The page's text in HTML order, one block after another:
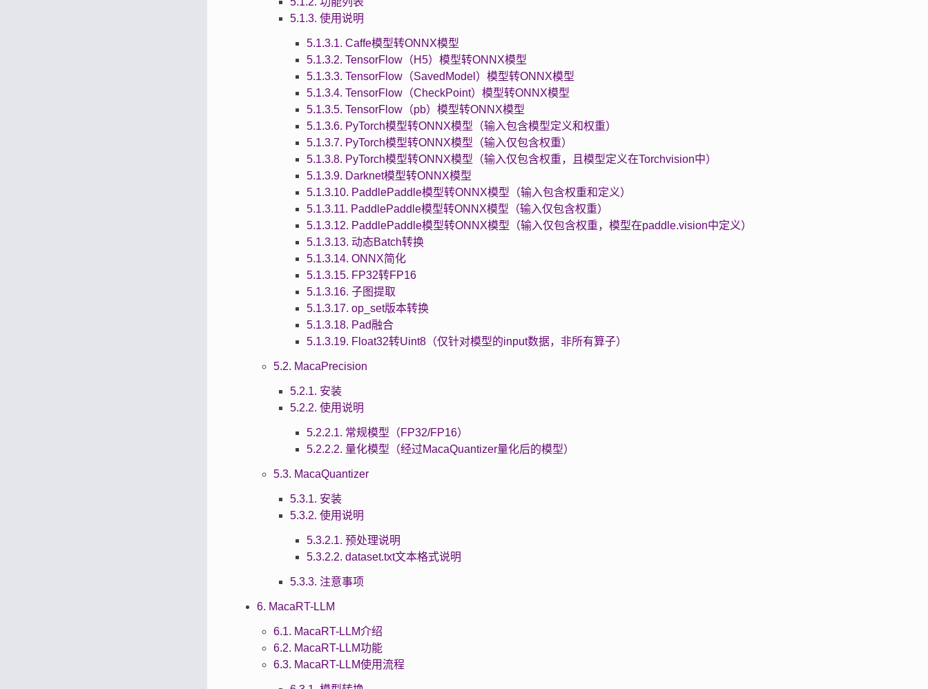
5.1.3. 使用说明
5.1.3.1. Caffe模型转ONNX模型
5.1.3.2. TensorFlow（H5）模型转ONNX模型
5.1.3.3. TensorFlow（SavedModel）模型转ONNX模型
5.1.3.4. TensorFlow（CheckPoint）模型转ONNX模型
5.1.3.5. TensorFlow（pb）模型转ONNX模型
5.1.3.6. PyTorch模型转ONNX模型（输入包含模型定义和权重）
5.1.3.7. PyTorch模型转ONNX模型（输入仅包含权重）
5.1.3.8. PyTorch模型转ONNX模型（输入仅包含权重，且模型定义在Torchvision中）
5.1.3.9. Darknet模型转ONNX模型
5.1.3.10. PaddlePaddle模型转ONNX模型（输入包含权重和定义）
5.1.3.11. PaddlePaddle模型转ONNX模型（输入仅包含权重）
5.1.3.12. PaddlePaddle模型转ONNX模型（输入仅包含权重，模型在paddle.vision中定义）
5.1.3.13. 动态Batch转换
5.1.3.14. ONNX简化
5.1.3.15. FP32转FP16
5.1.3.16. 子图提取
5.1.3.17. op_set版本转换
5.1.3.18. Pad融合
5.1.3.19. Float32转Uint8（仅针对模型的input数据，非所有算子）
5.2. MacaPrecision
5.2.1. 安装
5.2.2. 使用说明
5.2.2.1. 常规模型（FP32/FP16）
5.2.2.2. 量化模型（经过MacaQuantizer量化后的模型）
5.3. MacaQuantizer
5.3.1. 安装
5.3.2. 使用说明
5.3.2.1. 预处理说明
5.3.2.2. dataset.txt文本格式说明
5.3.3. 注意事项
6. MacaRT-LLM
6.1. MacaRT-LLM介绍
6.2. MacaRT-LLM功能
6.3. MacaRT-LLM使用流程